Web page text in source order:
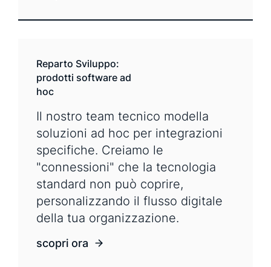
Reparto Sviluppo:
prodotti software ad
hoc
Il nostro team tecnico modella
soluzioni ad hoc per integrazioni
specifiche. Creiamo le
"connessioni" che la tecnologia
standard non può coprire,
personalizzando il flusso digitale
della tua organizzazione.
scopri ora